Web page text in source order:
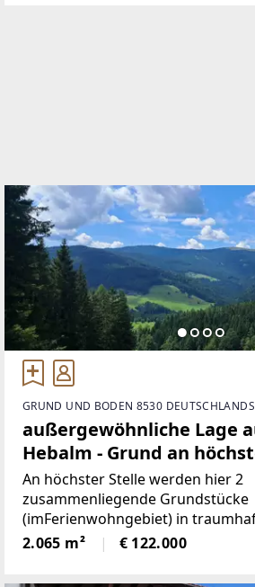
GRUND UND BODEN 8530
außergewöhnliche Lage
Hebalm - Grund an
(Provisionsfrei)
An höchster Stelle werden hier 2
zusammenliegende Grundstücke
(imFerienwohngebiet) in
angeboten! Die beiden
inSumme 2.065m² (€59/ m²), sind
2.065 m² € 122.000